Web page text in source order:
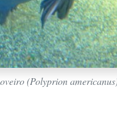
(Polyprion americanus